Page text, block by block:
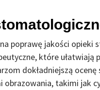
poprawę jakości opieki
które ułatwiają
dokładniejszą
takimi jak